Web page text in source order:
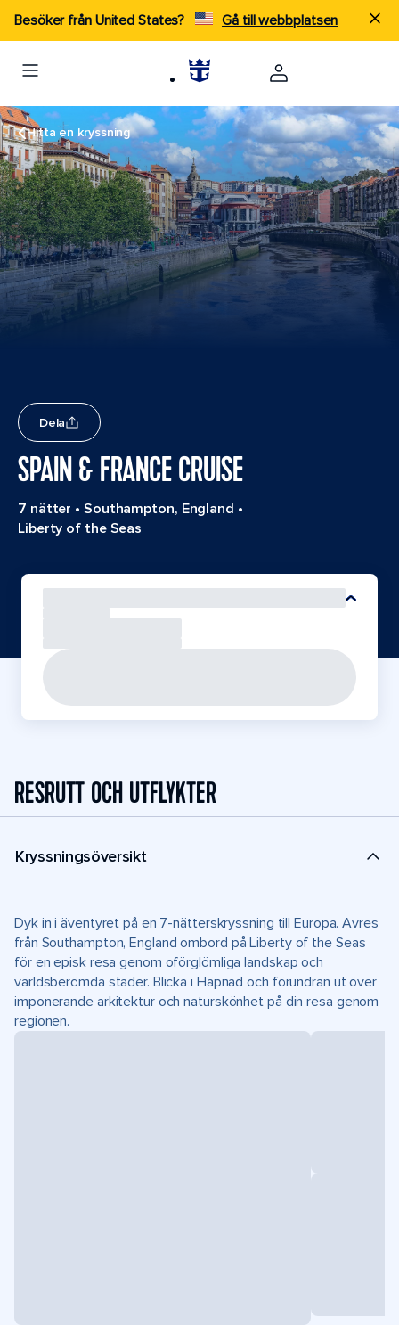
Besöker från United States? Gå till webbplatsen
Hitta en kryssning
Dela
SPAIN & FRANCE CRUISE
7 nätter • Southampton, England •
Liberty of the Seas
RESRUTT OCH UTFLYKTER
Kryssningsöversikt
Dyk in i äventyret på en 7-nätterskryssning till Europa. Avres
från Southampton, England ombord på Liberty of the Seas
för en episk resa genom oförglömliga landskap och
världsberömda städer. Blicka i Häpnad och förundran ut över
imponerande arkitektur och naturskönhet på din resa genom
regionen.